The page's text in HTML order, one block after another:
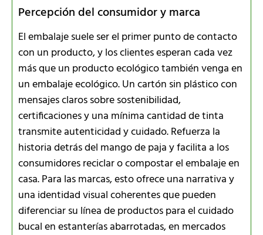
Percepción del consumidor y marca
El embalaje suele ser el primer punto de contacto
con un producto, y los clientes esperan cada vez
más que un producto ecológico también venga en
un embalaje ecológico. Un cartón sin plástico con
mensajes claros sobre sostenibilidad,
certificaciones y una mínima cantidad de tinta
transmite autenticidad y cuidado. Refuerza la
historia detrás del mango de paja y facilita a los
consumidores reciclar o compostar el embalaje en
casa. Para las marcas, esto ofrece una narrativa y
una identidad visual coherentes que pueden
diferenciar su línea de productos para el cuidado
bucal en estanterías abarrotadas, en mercados